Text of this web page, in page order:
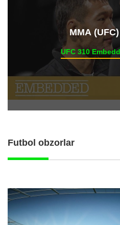
ММА
UFC 310
Futbol obzorlar